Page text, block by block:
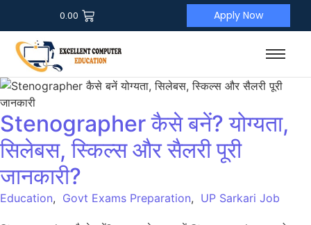
0.00 Apply Now
Stenographer कैसे बनें? योग्यता,
सिलेबस, स्किल्स और सैलरी पूरी
जानकारी?
Education, Govt Exams Preparation, UP Sarkari Job